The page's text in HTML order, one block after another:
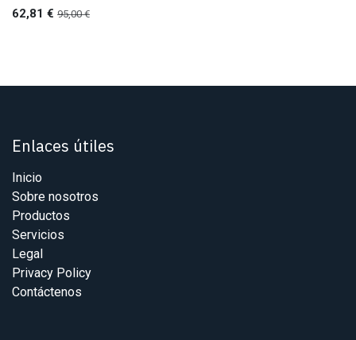
62,81 € 95,00€
Enlaces útiles
Inicio
Sobre nosotros
Productos
Servicios
Legal
Privacy Policy
Contáctenos